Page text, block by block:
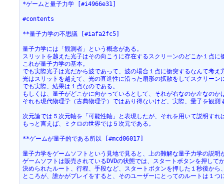
*ゲームと量子力学 [#i4966e31]
#contents
**量子力学の不思議 [#iafa2fc5]
量子力学には「観測者」という概念がある。
スリットを越えた光子はその向こうに存在するスクリーンのどこか１点
これが量子力学の基本。
でも実際光子は光だから波であって、波の場合１点に衝突するなんて考え
光はスリットを越えて、光の直進性に沿った扇形の拡散をしてスクリー
でも実際、結果は１点なのである。
もしくは、量子がどこかに向かっているとして、それが右なのか左なのか
それも現代物理学（古典物理学）ではあり得ないけど、実際、量子を観
次元論では５次元軸を「可能性軸」と表現したが、それを用いて説明す
もっと言えば、ミクロの世界では５次元である。
**ゲームが量子的である所以 [#mcd06017]
量子力学をゲームソフトという見地で見ると、上の難解な量子力学の説明
ゲームソフトは販売されているDVDの状態では、スタートボタンを押し
決められたルート、行程、手段など、スタートボタンを押した１秒後か
ところが、誰かがプレイをすると、そのユーザーにとってのルートは１